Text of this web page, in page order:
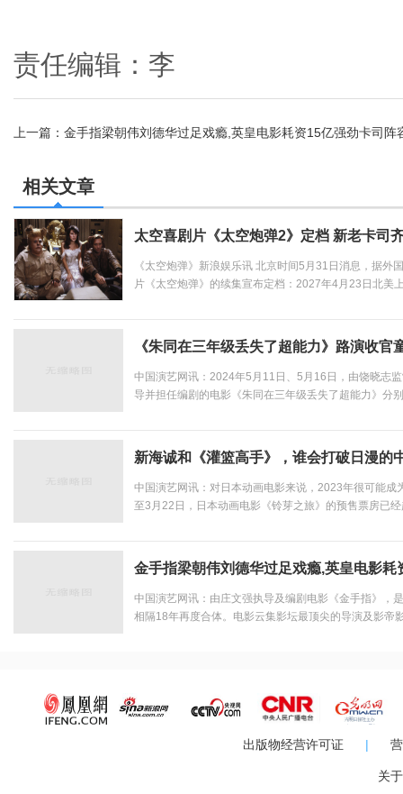
责任编辑：李
上一篇： 金手指梁朝伟刘德华过足戏瘾,英皇电影耗资15亿强劲卡司阵
相关文章
太空喜剧片《太空炮弹2》定档 新老卡司
《太空炮弹》新浪娱乐讯 北京时间5月31日消息，据外
片《太空炮弹》的续集宣布定档：2027年4月23日北美
《朱同在三年级丢失了超能力》路演收官
中国演艺网讯：2024年5月11日、5月16日，由饶晓志
导并担任编剧的电影《朱同在三年级丢失了超能力》分
新海诚和《灌篮高手》，谁会打破日漫的
中国演艺网讯：对日本动画电影来说，2023年很可能成
至3月22日，日本动画电影《铃芽之旅》的预售票房已
金手指梁朝伟刘德华过足戏瘾,英皇电影耗
中国演艺网讯：由庄文强执导及编剧电影《金手指》，
相隔18年再度合体。电影云集影坛最顶尖的导演及影帝
出版物经营许可证 |
关